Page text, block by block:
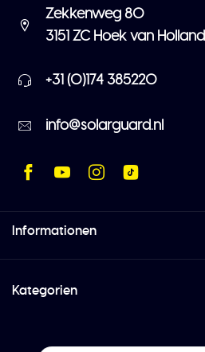
Zekkenweg 80
3151 ZC Hoek van Holland
+31 (0)174 385220
info@solarguard.nl
Informationen
Kategorien